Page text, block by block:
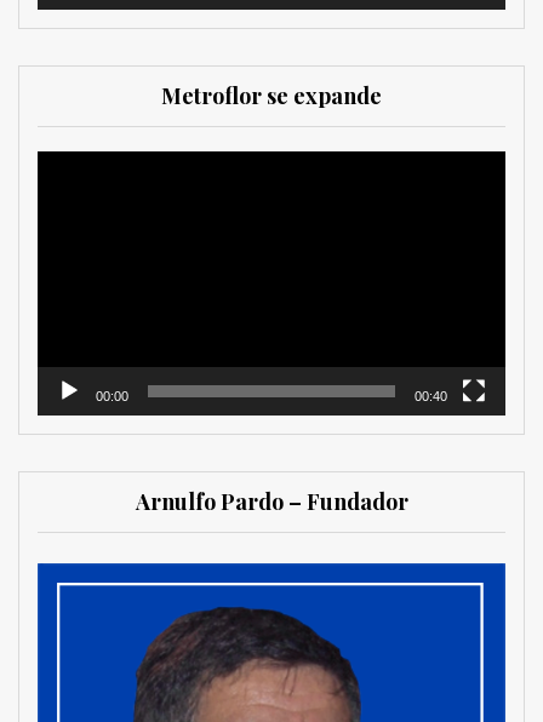
Metroflor se expande
00:00 00:40
Arnulfo Pardo – Fundador